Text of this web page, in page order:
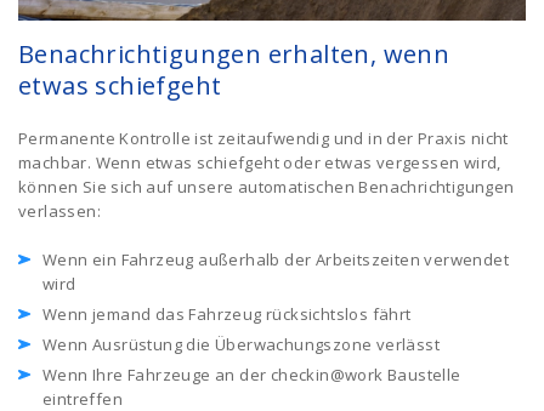
Benachrichtigungen erhalten, wenn
etwas schiefgeht
Permanente Kontrolle ist zeitaufwendig und in der Praxis nicht
machbar. Wenn etwas schiefgeht oder etwas vergessen wird,
können Sie sich auf unsere automatischen Benachrichtigungen
verlassen:
Wenn ein Fahrzeug außerhalb der Arbeitszeiten verwendet
wird
Wenn jemand das Fahrzeug rücksichtslos fährt
Wenn Ausrüstung die Überwachungszone verlässt
Wenn Ihre Fahrzeuge an der checkin@work Baustelle
eintreffen